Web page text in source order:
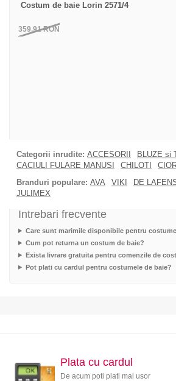
Costum de baie Lorin 2571/4
359,91RON
Categorii inrudite: ACCESORII
BLUZE si
CACIULI FULARE MANUSI
CHILOTI
Branduri populare: AVA VIKI DE
JULIMEX
Intrebari frecvente
Care sunt marimile disponibile pentru
Cum pot returna un costum de baie?
Exista livrare gratuita pentru comenzile de
Pot plati cu cardul pentru costumele de baie?
Plata cu cardul
De acum poti plati mai usor